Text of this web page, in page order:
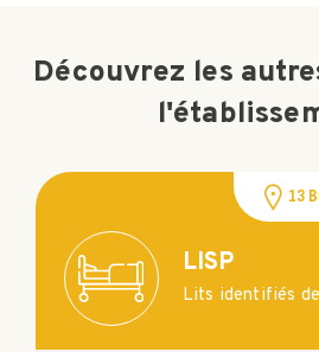
Découvrez les
13
LISP
Lits identifiés